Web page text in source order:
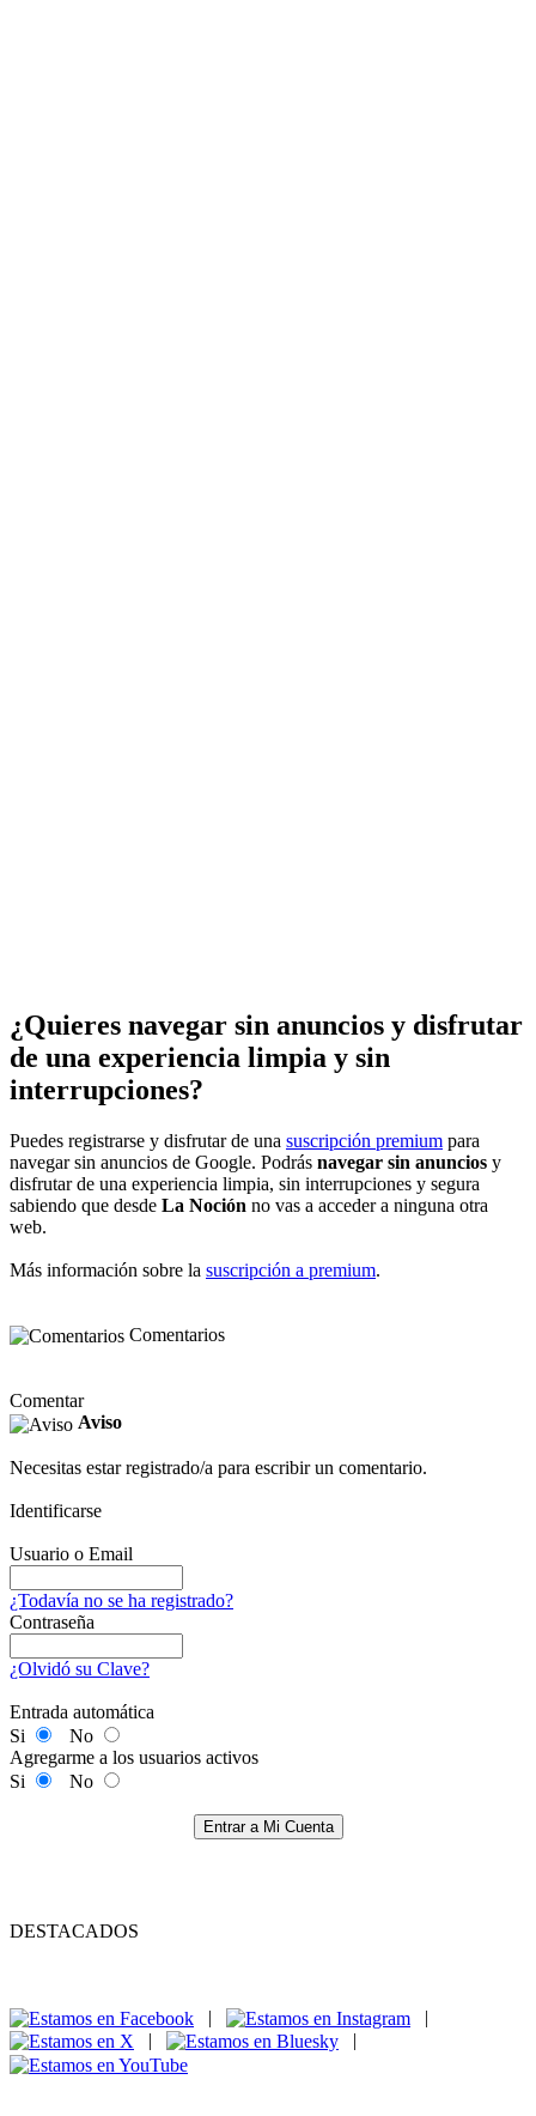
¿Quieres navegar sin anuncios y disfrutar
de una experiencia limpia y sin
interrupciones?
Puedes registrarse y disfrutar de una suscripción premium para
navegar sin anuncios de Google. Podrás navegar sin anuncios y
disfrutar de una experiencia limpia, sin interrupciones y segura
sabiendo que desde La Noción no vas a acceder a ninguna otra
web.
Más información sobre la suscripción a premium.
Comentarios
Comentar
Aviso
Necesitas estar registrado/a para escribir un comentario.
Identificarse
Usuario o Email
¿Todavía no se ha registrado?
Contraseña
¿Olvidó su Clave?
Entrada automática
Si
No
Agregarme a los usuarios activos
Si
No
Entrar a Mi Cuenta
DESTACADOS
|
|
|
|